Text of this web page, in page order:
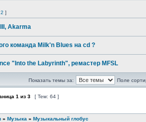
2 ]
Akarma
команда Milk'n Blues на cd ?
"Into the Labyrinth", ремастер MFSL
Показать темы за: Поле
1 из 3 [ Тем: 64 ]
» Музыка » Музыкальный глобус